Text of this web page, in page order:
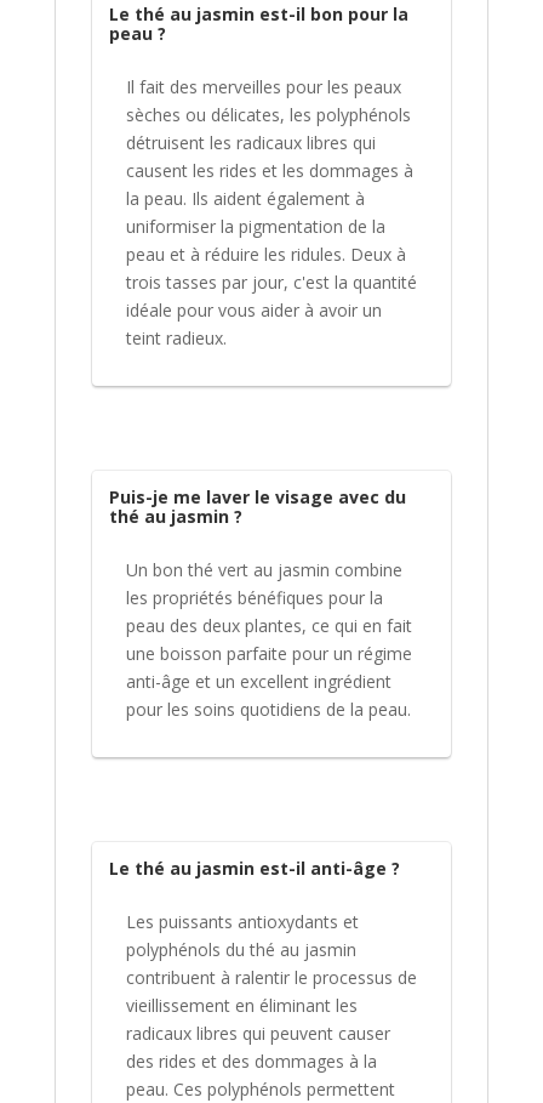
Le thé au jasmin est-il bon pour la
peau ?
Il fait des merveilles pour les peaux
sèches ou délicates, les polyphénols
détruisent les radicaux libres qui
causent les rides et les dommages à
la peau. Ils aident également à
uniformiser la pigmentation de la
peau et à réduire les ridules. Deux à
trois tasses par jour, c'est la quantité
idéale pour vous aider à avoir un
teint radieux.
Puis-je me laver le visage avec du
thé au jasmin ?
Un bon thé vert au jasmin combine
les propriétés bénéfiques pour la
peau des deux plantes, ce qui en fait
une boisson parfaite pour un régime
anti-âge et un excellent ingrédient
pour les soins quotidiens de la peau.
Le thé au jasmin est-il anti-âge ?
Les puissants antioxydants et
polyphénols du thé au jasmin
contribuent à ralentir le processus de
vieillissement en éliminant les
radicaux libres qui peuvent causer
des rides et des dommages à la
peau. Ces polyphénols permettent